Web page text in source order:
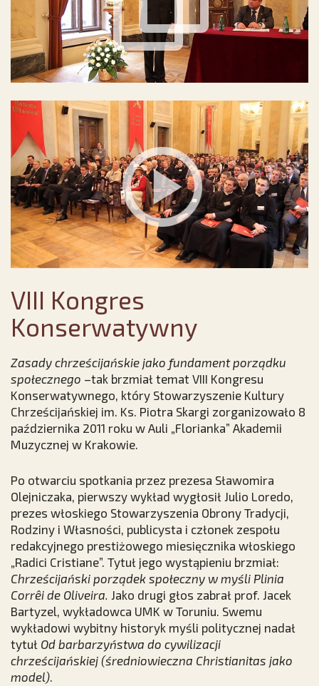
VIII Kongres
Konserwatywny
Zasady chrześcijańskie jako fundament porządku
społecznego –tak brzmiał temat VIII Kongresu
Konserwatywnego, który Stowarzyszenie Kultury
Chrześcijańskiej im. Ks. Piotra Skargi zorganizowało 8
października 2011 roku w Auli „Florianka” Akademii
Muzycznej w Krakowie.
Po otwarciu spotkania przez prezesa Sławomira
Olejniczaka, pierwszy wykład wygłosił Julio Loredo,
prezes włoskiego Stowarzyszenia Obrony Tradycji,
Rodziny i Własności, publicysta i członek zespołu
redakcyjnego prestiżowego miesięcznika włoskiego
„Radici Cristiane”. Tytuł jego wystąpieniu brzmiał:
Chrześcijański porządek społeczny w myśli Plinia
Corrêi de Oliveira. Jako drugi głos zabrał prof. Jacek
Bartyzel, wykładowca UMK w Toruniu. Swemu
wykładowi wybitny historyk myśli politycznej nadał
tytuł Od barbarzyństwa do cywilizacji
chrześcijańskiej (średniowieczna Christianitas jako
model).